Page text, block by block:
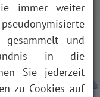
immer weiter
gesammelt und
in die
Sie jederzeit
zu Cookies auf